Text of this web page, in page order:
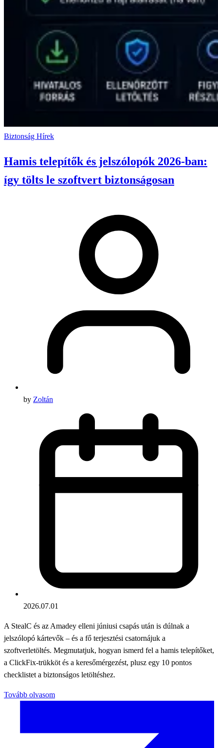
Biztonság Hírek
Hamis telepítők és jelszólopók 2026-ban:
így tölts le szoftvert biztonságosan
by Zoltán
2026.07.01
A StealC és az Amadey elleni júniusi csapás után is dúlnak a
jelszólopó kártevők – és a fő terjesztési csatornájuk a
szoftverletöltés. Megmutatjuk, hogyan ismerd fel a hamis telepítőket,
a ClickFix-trükköt és a keresőmérgezést, plusz egy 10 pontos
checklistet a biztonságos letöltéshez.
Tovább olvasom